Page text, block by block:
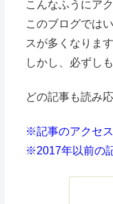
こんなふうにア
このブログでは
スが多くなります
しかし、必ずし
どの記事も読み
※記事のアクセ
※2017年以前の